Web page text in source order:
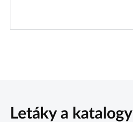
Letáky a katalogy